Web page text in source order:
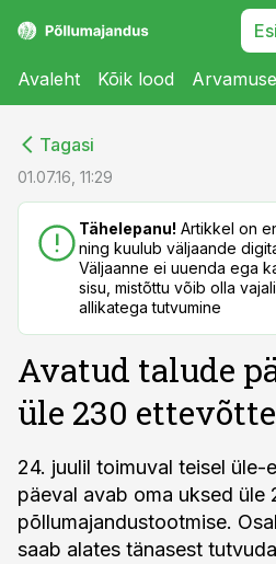
Avaleht Kõik lood
Tagasi
01.07.16, 11:29
Tähelepanu! Artikkel on
ning kuulub väljaande
Väljaanne ei uuenda ega
sisu, mistõttu võib olla
allikatega tutvumine
Avatud talude
üle 230 ettevõtte
24. juulil toimuval teisel üle-
päeval avab oma uksed üle
põllumajandustootmise.
saab alates tänasest